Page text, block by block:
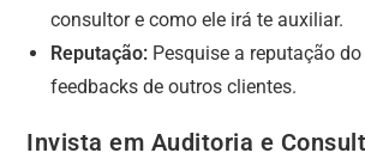
consultor e como ele irá te auxiliar.
Reputação: Pesquise a reputação
feedbacks de outros clientes.
Invista em Auditoria e